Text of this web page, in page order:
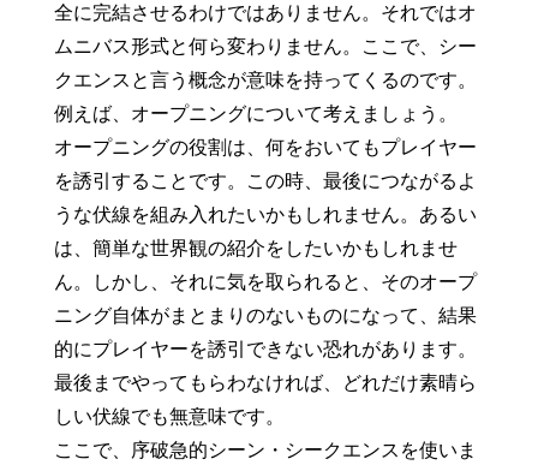
全に完結させるわけではありません。それではオ
ムニバス形式と何ら変わりません。ここで、シー
クエンスと言う概念が意味を持ってくるのです。
例えば、オープニングについて考えましょう。
オープニングの役割は、何をおいてもプレイヤー
を誘引することです。この時、最後につながるよ
うな伏線を組み入れたいかもしれません。あるい
は、簡単な世界観の紹介をしたいかもしれませ
ん。しかし、それに気を取られると、そのオープ
ニング自体がまとまりのないものになって、結果
的にプレイヤーを誘引できない恐れがあります。
最後までやってもらわなければ、どれだけ素晴ら
しい伏線でも無意味です。
ここで、序破急的シーン・シークエンスを使いま